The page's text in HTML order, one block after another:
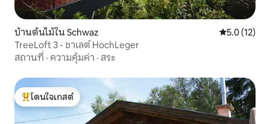
บ้านต้นไม้ใน Schwaz คะแนนเฉลี่ย
5.0 (12)
TreeLoft 3 - ชาเลต์ HochLeger
สถานที่ · ความคุ้มค่า · สระ
โดนใจเกสต์ที่สุด
โดนใจเกสต์